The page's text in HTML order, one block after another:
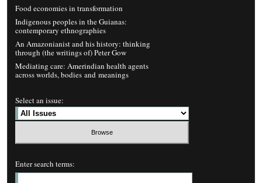
Food economies in transformation
Indigenous peoples in the Guianas:
contemporary ethnographies
An Amazonianist and his history: thinking
through (the writings of) Peter Gow
Mediating care: Amerindian health agents
across worlds, bodies and meanings
Select an issue:
Enter search terms: